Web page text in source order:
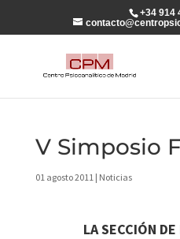
+34 914
V Simposio
01 agosto 2011| Noticias
LA SECCIÓN